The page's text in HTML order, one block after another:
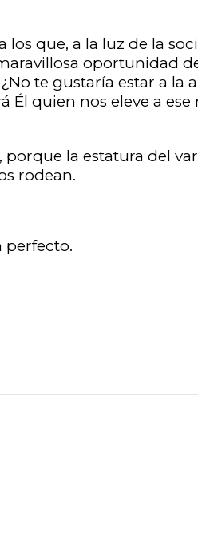
los que, a la luz de la
oportunidad
te gustaría estar a la
Él quien nos eleve a
la estatura del
rodean.
perfecto.